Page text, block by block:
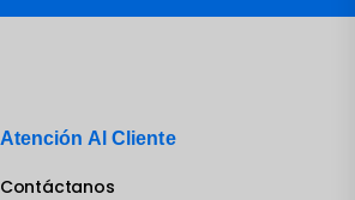
Atención Al Cliente
Contáctanos